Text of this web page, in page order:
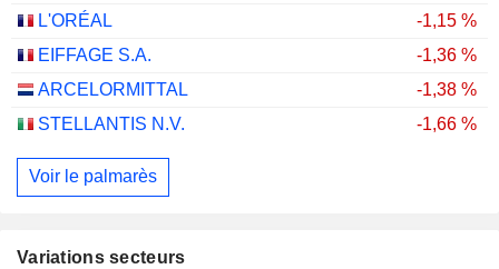
L'ORÉAL
-1,15 %
EIFFAGE S.A.
-1,36 %
ARCELORMITTAL
-1,38 %
STELLANTIS N.V.
-1,66 %
Voir le palmarès
Variations secteurs